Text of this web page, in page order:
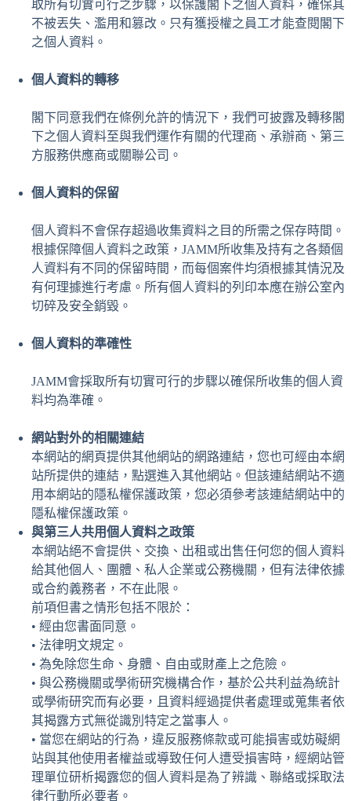
取所有切實可行之步驟，以保護閣下之個人資料，確保其
不被丟失、濫用和篡改。只有獲授權之員工才能查閱閣下
之個人資料。
個人資料的轉移
閣下同意我們在條例允許的情況下，我們可披露及轉移閣
下之個人資料至與我們運作有關的代理商、承辦商、第三
方服務供應商或關聯公司。
個人資料的保留
個人資料不會保存超過收集資料之目的所需之保存時間。
根據保障個人資料之政策，JAMM所收集及持有之各類個
人資料有不同的保留時間，而每個案件均須根據其情況及
有何理據進行考慮。所有個人資料的列印本應在辦公室內
切碎及安全銷毀。
個人資料的準確性
JAMM會採取所有切實可行的步驟以確保所收集的個人資
料均為準確。
網站對外的相關連結
本網站的網頁提供其他網站的網路連結，您也可經由本網
站所提供的連結，點選進入其他網站。但該連結網站不適
用本網站的隱私權保護政策，您必須參考該連結網站中的
隱私權保護政策。
與第三人共用個人資料之政策
本網站絕不會提供、交換、出租或出售任何您的個人資料
給其他個人、團體、私人企業或公務機關，但有法律依據
或合約義務者，不在此限。
前項但書之情形包括不限於：
• 經由您書面同意。
• 法律明文規定。
• 為免除您生命、身體、自由或財產上之危險。
• 與公務機關或學術研究機構合作，基於公共利益為統計
或學術研究而有必要，且資料經過提供者處理或蒐集者依
其揭露方式無從識別特定之當事人。
• 當您在網站的行為，違反服務條款或可能損害或妨礙網
站與其他使用者權益或導致任何人遭受損害時，經網站管
理單位研析揭露您的個人資料是為了辨識、聯絡或採取法
律行動所必要者。